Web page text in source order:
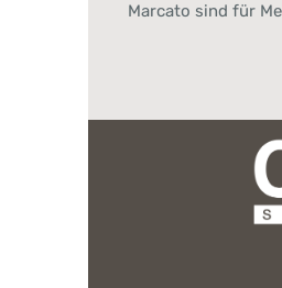
Marcato sind für